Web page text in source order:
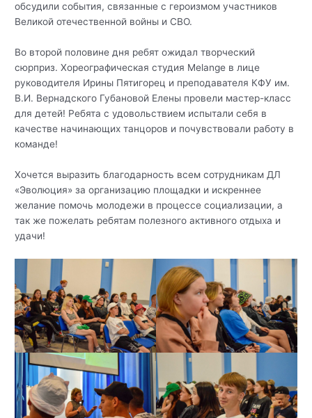
обсудили события, связанные с героизмом участников
Великой отечественной войны и СВО.
Во второй половине дня ребят ожидал творческий
сюрприз. Хореографическая студия Melange в лице
руководителя Ирины Пятигорец и преподавателя КФУ им.
В.И. Вернадского Губановой Елены провели мастер-класс
для детей! Ребята с удовольствием испытали себя в
качестве начинающих танцоров и почувствовали работу в
команде!
Хочется выразить благодарность всем сотрудникам ДЛ
«Эволюция» за организацию площадки и искреннее
желание помочь молодежи в процессе социализации, а
так же пожелать ребятам полезного активного отдыха и
удачи!